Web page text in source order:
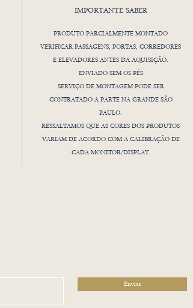
IMPORTANTE SABER
PRODUTO PARCIALMENTE MONTADO
VERIFICAR PASSAGENS, PORTAS, CORREDORES
E ELEVADORES ANTES DA AQUISIÇÃO.
ENVIADO SEM OS PÉS
SERVIÇO DE MONTAGEM PODE SER
CONTRATADO A PARTE NA GRANDE SÃO
PAULO.
RESSALTAMOS QUE AS CORES DOS PRODUTOS
VARIAM DE ACORDO COM A CALIBRAÇÃO DE
CADA MONITOR/DISPLAY.
Enviar